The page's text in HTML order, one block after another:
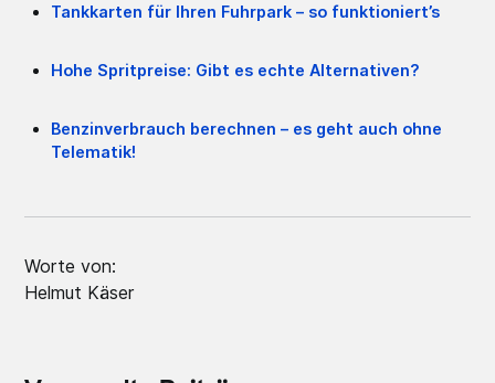
Tankkarten für Ihren Fuhrpark – so funktioniert’s
Hohe Spritpreise: Gibt es echte Alternativen?
Benzinverbrauch berechnen – es geht auch ohne
Telematik!
Worte von:
Helmut Käser